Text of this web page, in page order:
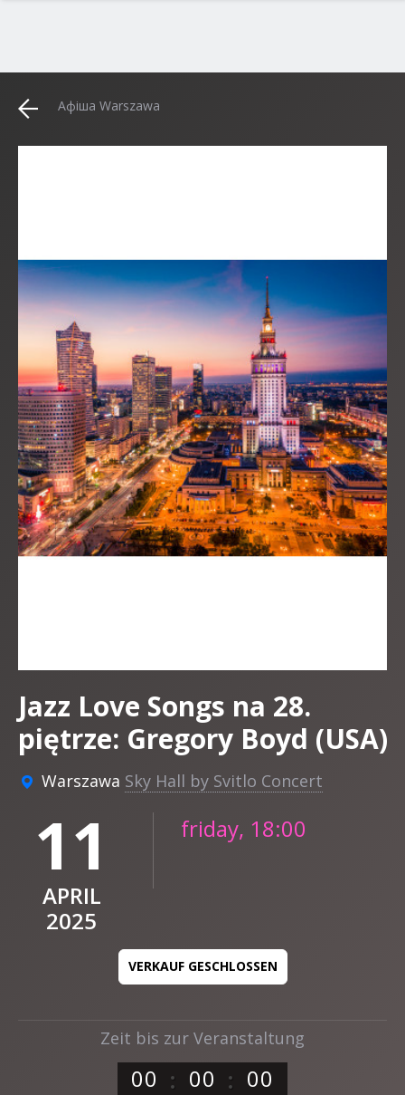
Афіша Warszawa
Zeit bis zur Veranstaltung
00 00 00
Jazz Love Songs na 28.
piętrze: Gregory Boyd (USA)
Warszawa Sky Hall by Svitlo Concert
11
APRIL
2025
friday, 18:00
VERKAUF GESCHLOSSEN